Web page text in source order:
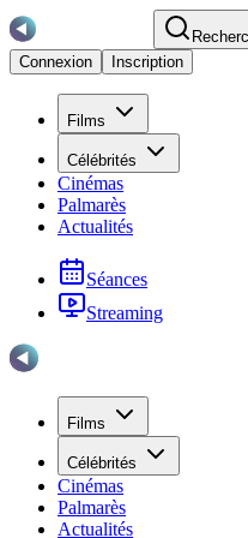
Connexion
Inscription
Films
Célébrités
Cinémas
Palmarès
Actualités
Séances
Streaming
Films
Célébrités
Cinémas
Palmarès
Actualités